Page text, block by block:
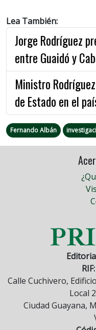
Lea También:
Jorge Rodríguez
entre Guaidó y
Ministro
de Estado en el
Fernando Albán
Calle Cuchivero,
Local
Ciudad Guayana,